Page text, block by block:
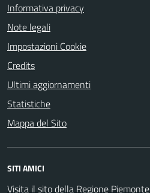
Informativa privacy
Note legali
Impostazioni Cookie
Credits
Ultimi aggiornamenti
Statistiche
Mappa del Sito
SITI AMICI
Visita il sito della Regione Piemonte